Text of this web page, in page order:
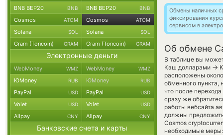
Обмены наличных
фиксирования
сервисом в
Об обмене
В таблице вы
Кэш долларами →
расположены
обменного пункта,
что после
сразу же
работы вебсайта
должны
Cosmos
необходимые
BNB BEP20 BNB BNB BEP20 BNB
Cosmos ATOM Cosmos ATOM
Solana SOL Solana SOL
Gram (Toncoin) GRAM Gram (Toncoin) GRAM
Электронные деньги
WebMoney WMZ WebMoney WMZ
ЮMoney RUB ЮMoney RUB
PayPal USD PayPal USD
Volet USD Volet USD
Alipay CNY Alipay CNY
Банковские счета и карты